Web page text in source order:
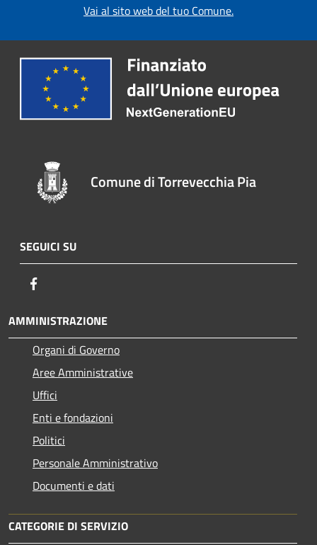
Vai al sito web del tuo Comune.
Comune di Torrevecchia Pia
SEGUICI SU
AMMINISTRAZIONE
Organi di Governo
Aree Amministrative
Uffici
Enti e fondazioni
Politici
Personale Amministrativo
Documenti e dati
CATEGORIE DI SERVIZIO